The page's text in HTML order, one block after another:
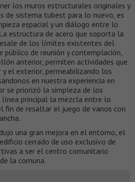
los muros estructurales originales y
de sistema tubest para lo nuevo, es
espacial y un diálogo entre lo
estructura de acero que soporta la
de los límites existentes del
público de reunión y contemplación,
anterior, permiten actividades que
el exterior, permeabilizando los
en nuestra experiencia en
se priorizó la simpleza de los
principal la mezcla entre lo
fin de resaltar el juego de vanos con
una gran mejora en el entorno, el
cerrado de uso exclusivo de
a ser el centro comunitario
la comuna.